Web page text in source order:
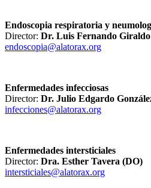
Endoscopia respiratoria y
Director: Dr. Luis Fernando
endoscopia@alatorax.org
Enfermedades infecciosas
Director: Dr. Julio Edgardo
infecciones@alatorax.org
Enfermedades intersticiales
Director: Dra. Esther Tavera (DO)
intersticiales@alatorax.org